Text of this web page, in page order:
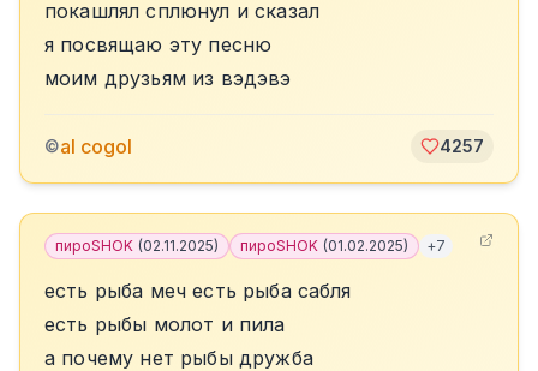
покашлял сплюнул и сказал
я посвящаю эту песню
моим друзьям из вэдэвэ
©al cogol 4257
пироSHOK (02.11.2025) пироSHOK (01.02.2025) +7
есть рыба меч есть рыба сабля
есть рыбы молот и пила
а почему нет рыбы дружба